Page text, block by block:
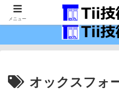
最新の科学技術の
オックスフォ
メニュー